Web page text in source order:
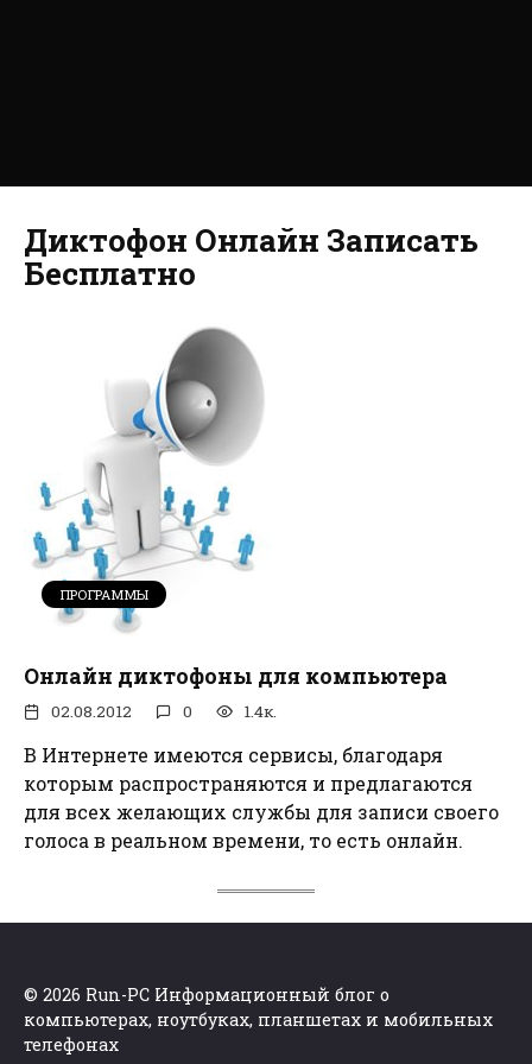
Диктофон Онлайн Записать
Бесплатно
ПРОГРАММЫ
Онлайн диктофоны для компьютера
02.08.2012 0 1.4к.
В Интернете имеются сервисы, благодаря
которым распространяются и предлагаются
для всех желающих службы для записи своего
голоса в реальном времени, то есть онлайн.
© 2026 Run-PC Информационный блог о
компьютерах, ноутбуках, планшетах и мобильных
телефонах